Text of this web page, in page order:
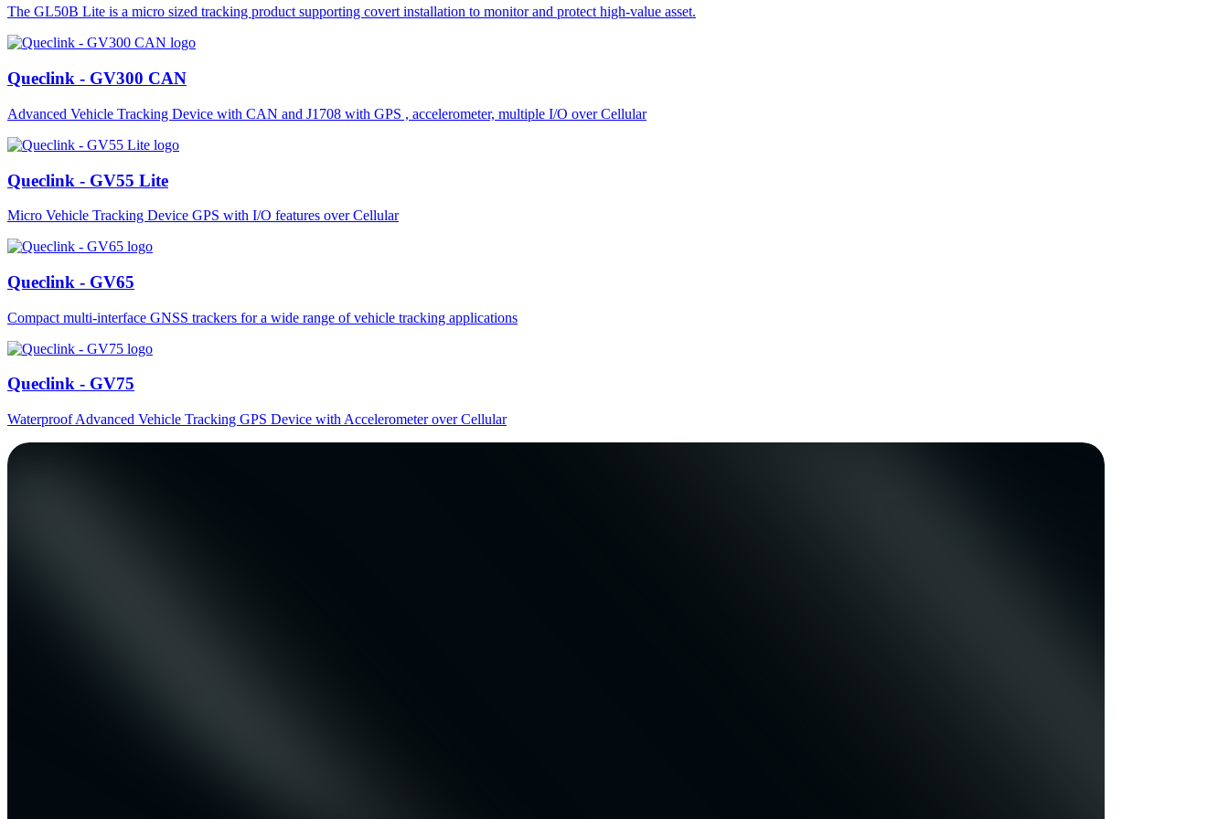
The GL50B Lite is a micro sized tracking product supporting covert installation to monitor and protect high-value asset.
Queclink - GV300 CAN
Advanced Vehicle Tracking Device with CAN and J1708 with GPS , accelerometer, multiple I/O over Cellular
Queclink - GV55 Lite
Micro Vehicle Tracking Device GPS with I/O features over Cellular
Queclink - GV65
Compact multi-interface GNSS trackers for a wide range of vehicle tracking applications
Queclink - GV75
Waterproof Advanced Vehicle Tracking GPS Device with Accelerometer over Cellular